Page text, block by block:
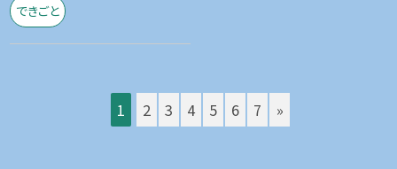
できごと
1 2 3 4 5 6 7 »